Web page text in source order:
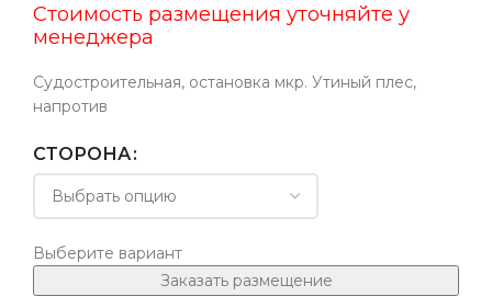
Стоимость размещения уточняйте у
менеджера
Судостроительная, остановка мкр. Утиный плес,
напротив
СТОРОНА
Выберите вариант
Заказать размещение